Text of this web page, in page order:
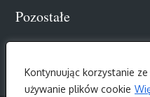
Kontynuując korzystanie
używanie plików cookie
Pozostałe